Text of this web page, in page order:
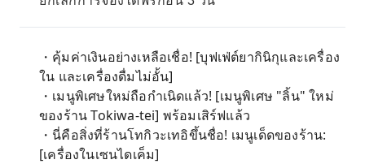
・คุ้มค่าเงินอย่างเหลือเชื่อ! [บุฟเฟ่ต์ยากินิกุและเครื่อง
ใน และเครื่องดื่มไม่อั้น]
・เมนูพิเศษใหม่ถือกำเนิดแล้ว! [เมนูพิเศษ "ลิ้น" ใหม่
ของร้าน Tokiwa-tei] พร้อมเสิร์ฟแล้ว
・นี่คือสิ่งที่ร้านโทกิวะเทอิขึ้นชื่อ! เมนูเด็ดของร้าน:
[เครื่องในเซนไดเค็ม]